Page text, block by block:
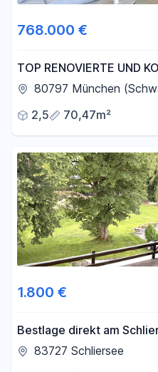
768.000 €
TOP RENOVIERTE UND
2,5-ZIMMER WOHNUNG
80797 München
2,5
70,47m²
1.800 €
Bestlage direkt am Schliersee - 3-Zimmer
mieten auf Zeit
83727 Schliersee